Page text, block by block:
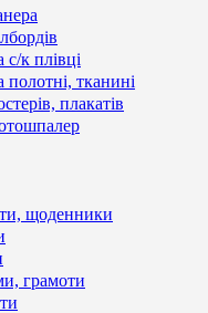
к плівці
полотні, тканині
плакатів
щоденники
грамоти